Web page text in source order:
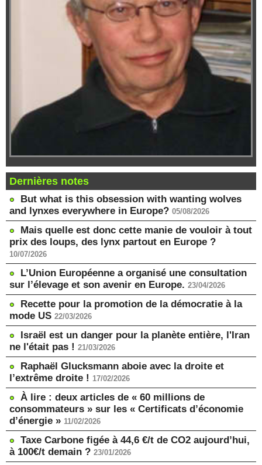
Dernières notes
But what is this obsession with wanting wolves
and lynxes everywhere in Europe? 05/08/2026
Mais quelle est donc cette manie de vouloir à tout
prix des loups, des lynx partout en Europe ?
10/07/2026
L’Union Européenne a organisé une consultation
sur l’élevage et son avenir en Europe. 23/04/2026
Recette pour la promotion de la démocratie à la
mode US 22/03/2026
Israël est un danger pour la planète entière, l'Iran
ne l'était pas ! 21/03/2026
Raphaël Glucksmann aboie avec la droite et
l’extrême droite ! 17/02/2026
À lire : deux articles de « 60 millions de
consommateurs » sur les « Certificats d’économie
d’énergie » 11/02/2026
Taxe Carbone figée à 44,6 €/t de CO2 aujourd’hui,
à 100€/t demain ? 23/01/2026